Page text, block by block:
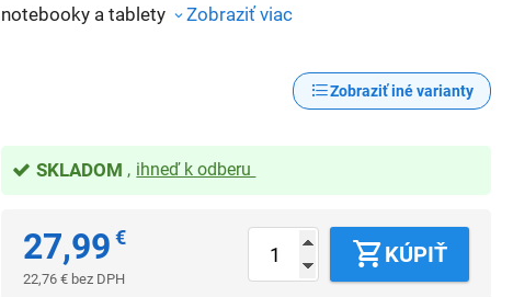
notebooky a tablety
Zobraziť viac
Zobraziť iné varianty
SKLADOM ihneď k odberu
27,99 €
22,76 € bez DPH
KÚPIŤ